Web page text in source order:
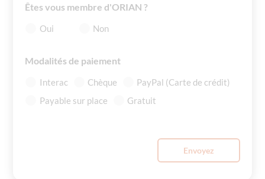
Êtes vous membre d'ORIAN ?
Oui Non
Modalités de paiement
Interac Chèque
PayPal (Carte de crédit)
Payable sur place
Gratuit
Envoyez